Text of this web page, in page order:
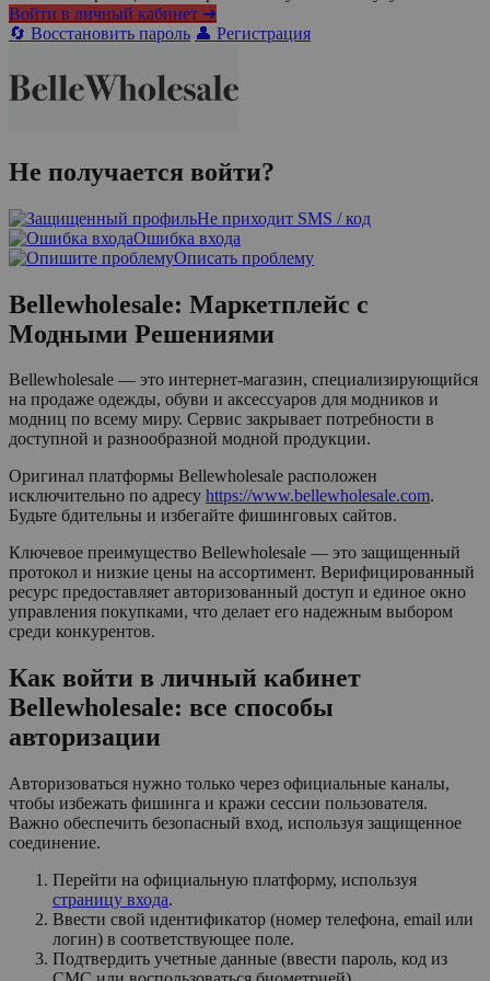
Войти в личный кабинет ➜
🔄 Восстановить пароль 👤 Регистрация
Не получается войти?
Не приходит SMS / код
Ошибка входа
Описать проблему
Bellewholesale: Маркетплейс с
Модными Решениями
Bellewholesale — это интернет-магазин, специализирующийся
на продаже одежды, обуви и аксессуаров для модников и
модниц по всему миру. Сервис закрывает потребности в
доступной и разнообразной модной продукции.
Оригинал платформы Bellewholesale расположен
исключительно по адресу https://www.bellewholesale.com.
Будьте бдительны и избегайте фишинговых сайтов.
Ключевое преимущество Bellewholesale — это защищенный
протокол и низкие цены на ассортимент. Верифицированный
ресурс предоставляет авторизованный доступ и единое окно
управления покупками, что делает его надежным выбором
среди конкурентов.
Как войти в личный кабинет
Bellewholesale: все способы
авторизации
Авторизоваться нужно только через официальные каналы,
чтобы избежать фишинга и кражи сессии пользователя.
Важно обеспечить безопасный вход, используя защищенное
соединение.
Перейти на официальную платформу, используя
страницу входа.
Ввести свой идентификатор (номер телефона, email или
логин) в соответствующее поле.
Подтвердить учетные данные (ввести пароль, код из